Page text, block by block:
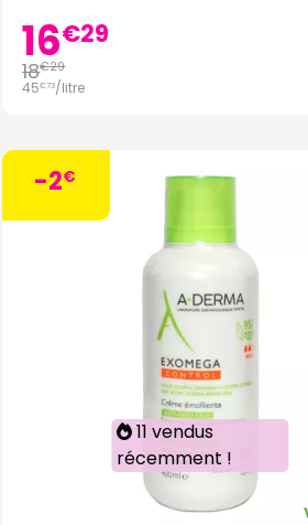
16€29
18€29
45€73/litre
-2€
11 vendus
récemment !